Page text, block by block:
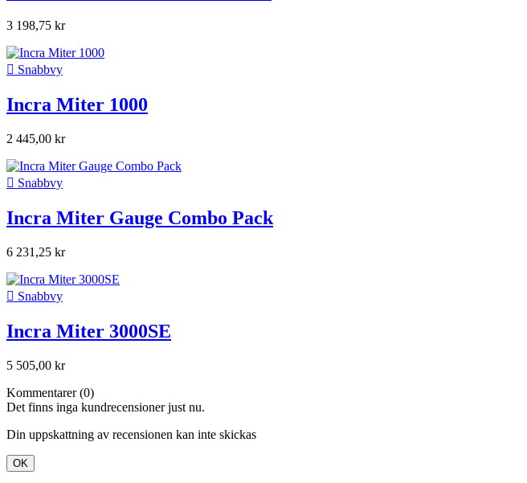
3 198,75 kr
 Snabbvy
Incra Miter 1000
2 445,00 kr
 Snabbvy
Incra Miter Gauge Combo Pack
6 231,25 kr
 Snabbvy
Incra Miter 3000SE
5 505,00 kr
Kommentarer (0)
Det finns inga kundrecensioner just nu.
Din uppskattning av recensionen kan inte skickas
OK